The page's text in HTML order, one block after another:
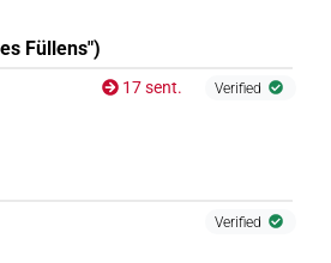
Füllens")
17 sent. Verified
Verified